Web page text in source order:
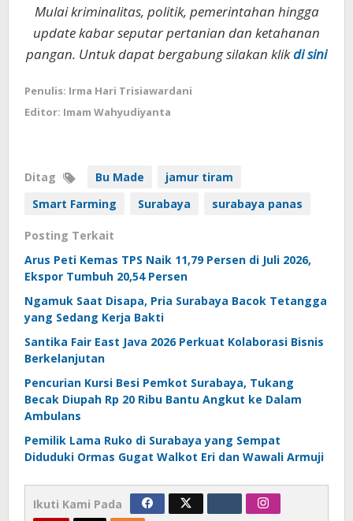
Mulai kriminalitas, politik, pemerintahan hingga
update kabar seputar pertanian dan ketahanan
pangan. Untuk dapat bergabung silakan klikdi sini
Penulis: Irma Hari Trisiawardani
Editor: Imam Wahyudiyanta
Ditag Bu Made
jamur tiram
Smart Farming
Surabaya surabaya panas
Posting Terkait
Arus Peti Kemas TPS Naik 11,79 Persen di Juli 2026,
Ekspor Tumbuh 20,54 Persen
Ngamuk Saat Disapa, Pria Surabaya Bacok Tetangga
yang Sedang Kerja Bakti
Santika Fair East Java 2026 Perkuat Kolaborasi Bisnis
Berkelanjutan
Pencurian Kursi Besi Pemkot Surabaya, Tukang
Becak Diupah Rp 20 Ribu Bantu Angkut ke Dalam
Ambulans
Pemilik Lama Ruko di Surabaya yang Sempat
Diduduki Ormas Gugat Walkot Eri dan Wawali Armuji
Ikuti Kami Pada